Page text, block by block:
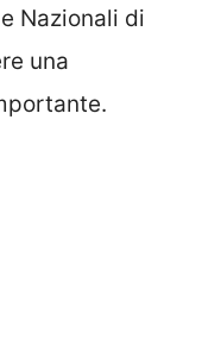
Nazionali di
una